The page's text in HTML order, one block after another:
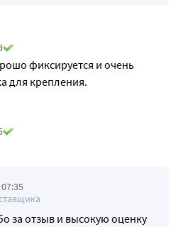
фиксируется и очень
для крепления.
за отзыв и высокую оценку